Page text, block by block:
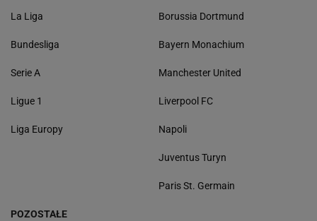
La Liga
Bundesliga
Serie A
Ligue 1
Liga Europy
Borussia Dortmund
Bayern Monachium
Manchester United
Liverpool FC
Napoli
Juventus Turyn
Paris St. Germain
POZOSTAŁE